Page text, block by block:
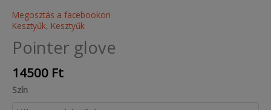
Megosztás a facebookon
Kesztyűk, Kesztyűk
Pointer glove
14500 Ft
Szín